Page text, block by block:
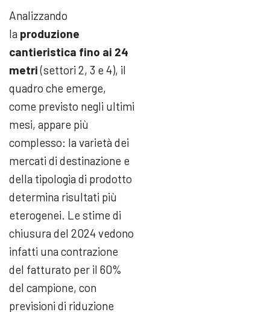
Analizzando
la produzione
cantieristica fino ai 24
metri(settori 2, 3 e 4), il
quadro che emerge,
come previsto negli ultimi
mesi, appare più
complesso: la varietà dei
mercati di destinazione e
della tipologia di prodotto
determina risultati più
eterogenei. Le stime di
chiusura del 2024 vedono
infatti una contrazione
del fatturato per il 60%
del campione, con
previsioni di riduzione